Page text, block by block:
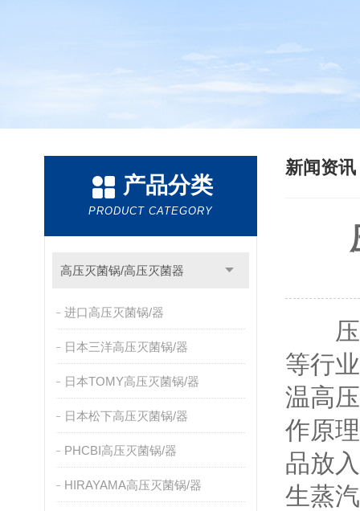
产品分类
PRODUCT CATEGORY
高压灭菌锅/高压灭菌器
进口高压灭菌锅/器
日本三洋高压灭菌锅/器
日本TOMY高压灭菌锅/器
日本松下高压灭菌锅/器
PHCBI高压灭菌锅/器
HIRAYAMA高压灭菌锅/器
新闻资讯
压力
等行
温高
作原
品放
生蒸